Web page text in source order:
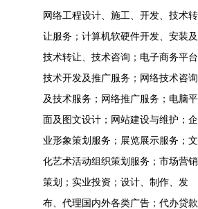
网络工程设计、施工、开发、技术转
让服务；计算机软硬件开发、安装及
技术转让、技术咨询；电子商务平台
技术开发及推广服务；网络技术咨询
及技术服务；网络推广服务；电脑平
面及图文设计；网站建设与维护；企
业形象策划服务；展览展示服务；文
化艺术活动组织策划服务；市场营销
策划；实业投资；设计、制作、发
布、代理国内外各类广告；代办贷款